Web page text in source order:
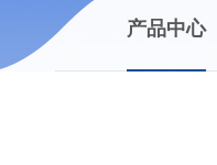
产品中心